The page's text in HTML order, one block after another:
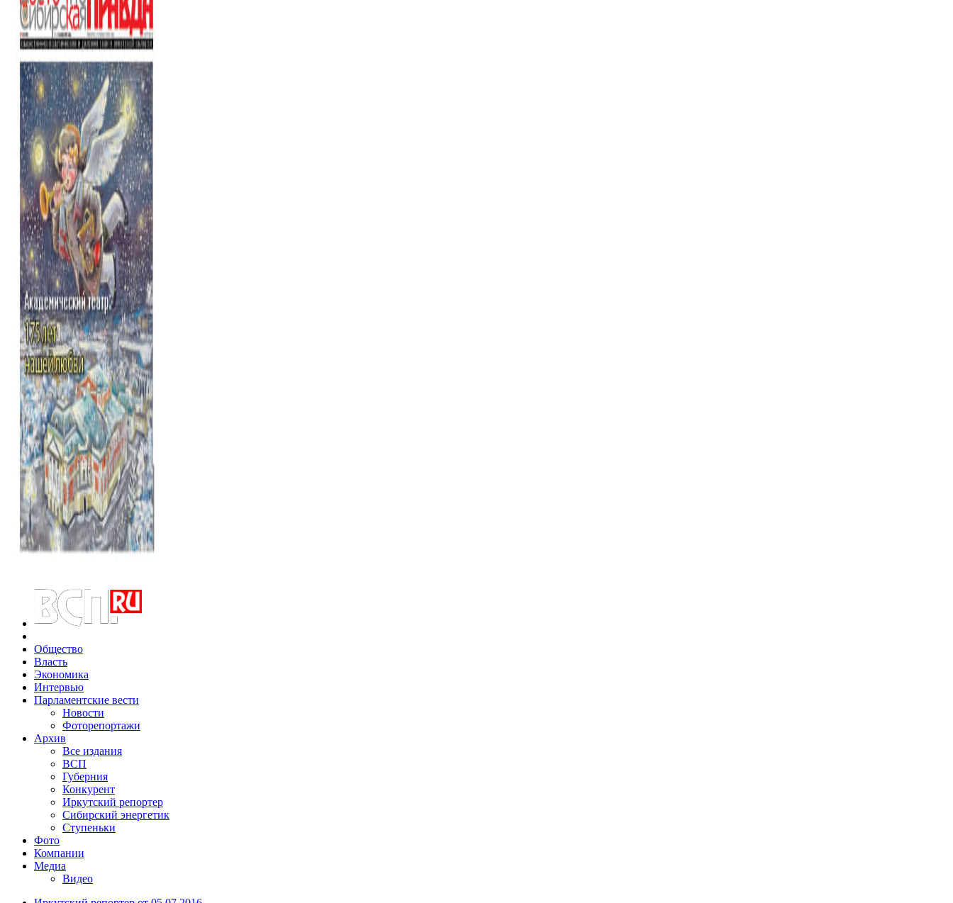
Общество
Власть
Экономика
Интервью
Парламентские вести
Новости
Фоторепортажи
Архив
Все издания
ВСП
Губерния
Конкурент
Иркутский репортер
Сибирский энергетик
Ступеньки
Фото
Компании
Медиа
Видео